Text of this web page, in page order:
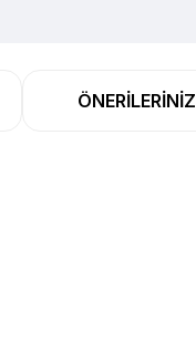
ÖNERILERINIZ